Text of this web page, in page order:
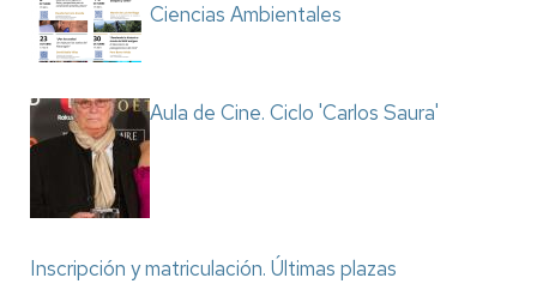
Ciencias Ambientales
Aula de Cine. Ciclo 'Carlos Saura'
Inscripción y matriculación. Últimas plazas